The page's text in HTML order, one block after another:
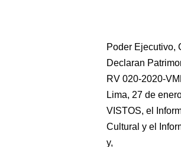
Poder Ejecutivo,
Declaran
RV 020-2020-
Lima, 27 de
VISTOS, el
Cultural y el
y,